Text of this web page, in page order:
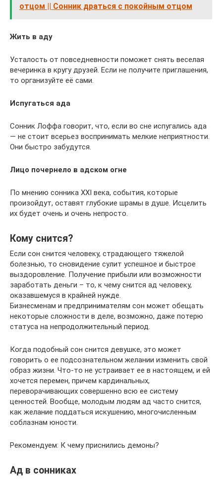
отцом || Сонник драться с покойным отцом
Жить в аду
Усталость от повседневности поможет снять веселая
вечеринка в кругу друзей. Если не получите приглашения,
то организуйте её сами.
Испугаться ада
Сонник Лоффа говорит, что, если во сне испугались ада
— не стоит всерьез воспринимать мелкие неприятности.
Они быстро забудутся.
Лицо почернело в адском огне
По мнению сонника XXI века, события, которые
произойдут, оставят глубокие шрамы в душе. Исцелить
их будет очень и очень непросто.
Кому снится?
Если сон снится человеку, страдающего тяжелой
болезнью, то сновидение сулит успешное и быстрое
выздоровление. Получение прибыли или возможности
заработать деньги – то, к чему снится ад человеку,
оказавшемуся в крайней нужде.
Бизнесменам и предпринимателям сон может обещать
некоторые сложности в деле, возможно, даже потерю
статуса на непродолжительный период.
Когда подобный сон снится девушке, это может
говорить о ее подсознательном желании изменить свой
образ жизни. Что-то не устраивает ее в настоящем, и ей
хочется перемен, причем кардинальных,
переворачивающих совершенно всю ее систему
ценностей. Вообще, молодым людям ад часто снится,
как желание поддаться искушению, многочисленным
соблазнам юности.
Рекомендуем: К чему приснились демоны?
Ад в сонниках